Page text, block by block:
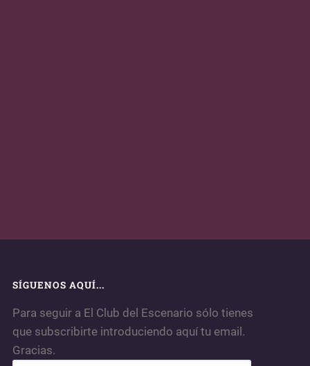
SÍGUENOS AQUÍ...
Para seguir a El Club del Escenario sólo tienes
que subscribirte introduciendo aquí tu email.
Gracias.